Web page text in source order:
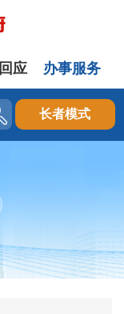
应 办事服务
长者模式